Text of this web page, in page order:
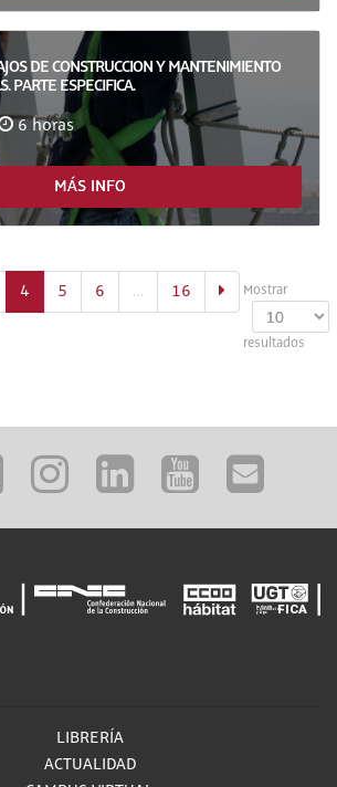
DE CONSTRUCCION Y MANTENIMIENTO
PARTE ESPECIFICA.
6 horas
MÁS INFO
Mostrar
resultados
4 (actual)
5 6 … 16
LIBRERÍA
ACTUALIDAD